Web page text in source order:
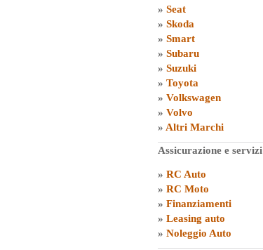
» Seat
» Skoda
» Smart
» Subaru
» Suzuki
» Toyota
» Volkswagen
» Volvo
» Altri Marchi
Assicurazione e servizi
» RC Auto
» RC Moto
» Finanziamenti
» Leasing auto
» Noleggio Auto